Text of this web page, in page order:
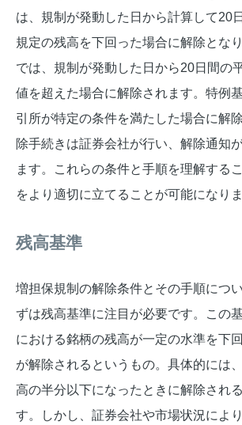
は、規制が発動した日から計算して20
規定の残高を下回った場合に解除とな
では、規制が発動した日から20日間の
値を超えた場合に解除されます。特例
引所が特定の条件を満たした場合に解
除手続きは証券会社が行い、解除通知
ます。これらの条件と手順を理解する
をより適切に立てることが可能になりま
残高基準
増担保規制の解除条件とその手順につ
ずは残高基準に注目が必要です。この
における銘柄の残高が一定の水準を下
が解除されるというもの。具体的には
高の半分以下になったときに解除され
す。しかし、証券会社や市場状況によ